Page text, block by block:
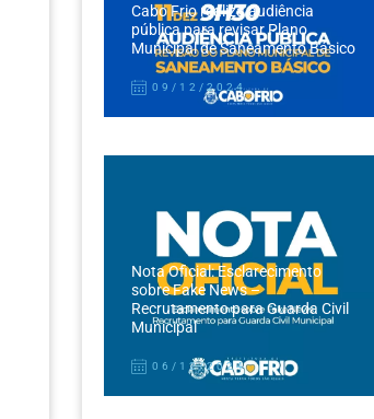
Cabo Frio realiza audiência
pública para revisar Plano
Municipal de Saneamento Básico
09/12/2024
Nota Oficial: Esclarecimento
sobre Fake News –
Recrutamento para Guarda Civil
Municipal
06/12/2024